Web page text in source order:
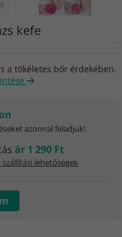
kefe
a tökéletes bőr érdekében.
azonnal feladjuk!
ár 1 290 Ft
szállítási lehetőségek